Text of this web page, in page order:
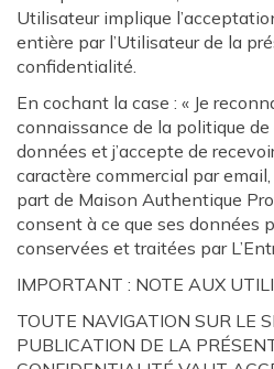
Utilisateur implique
entière par l’Utilisateur de la
confidentialité.
En cochant la case : « Je
connaissance de la politique
données et j’accepte de
caractère commercial par
part de Maison Authentique
consent à ce que ses données
conservées et traitées par
IMPORTANT : NOTE AUX
TOUTE NAVIGATION SUR LE
PUBLICATION DE LA